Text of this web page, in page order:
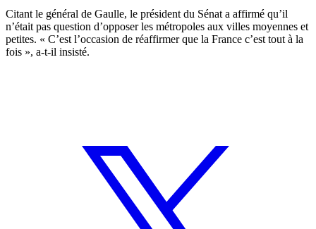
Citant le général de Gaulle, le président du Sénat a affirmé qu’il
n’était pas question d’opposer les métropoles aux villes moyennes et
petites. « C’est l’occasion de réaffirmer que la France c’est tout à la
fois », a-t-il insisté.